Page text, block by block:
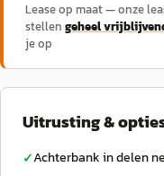
Lease op maat — onze
stellen geheel
je op
Uitrusting &
✓Achterbank in delen